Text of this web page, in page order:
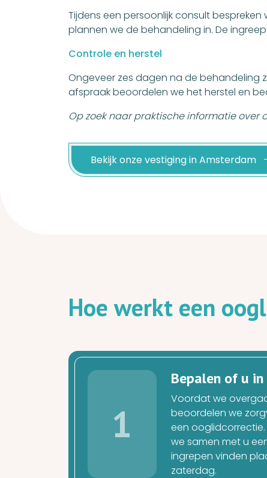
Tijdens een persoonlijk consult
plannen we de behandeling in. De
Controle en herstel
Ongeveer zes dagen na de behandeling
afspraak beoordelen we het herstel en
Op zoek naar praktische informatie over
Bekijk onze vestiging in Amsterdam
Hoe werkt een oogl
1
Bepalen of u
Voordat we
beoordelen we
een
we samen met u
ingrepen vinden
zaterdag.